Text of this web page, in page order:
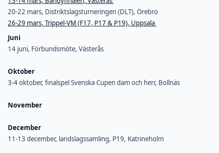
20-22 mars, Distriktslagsturneringen (DLT), Örebro
26-29 mars, Trippel-VM (F17, P17 & P19), Uppsala
Juni
14 juni, Förbundsmöte, Västerås
Oktober
3-4 oktober, finalspel Svenska Cupen dam och herr, Bollnäs
November
December
11-13 december, landslagssamling, P19, Katrineholm